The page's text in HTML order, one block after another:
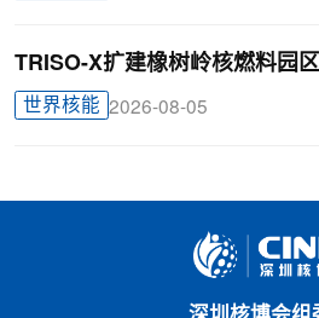
TRISO-X扩建橡树岭核燃料园
世界核能 2026-08-05